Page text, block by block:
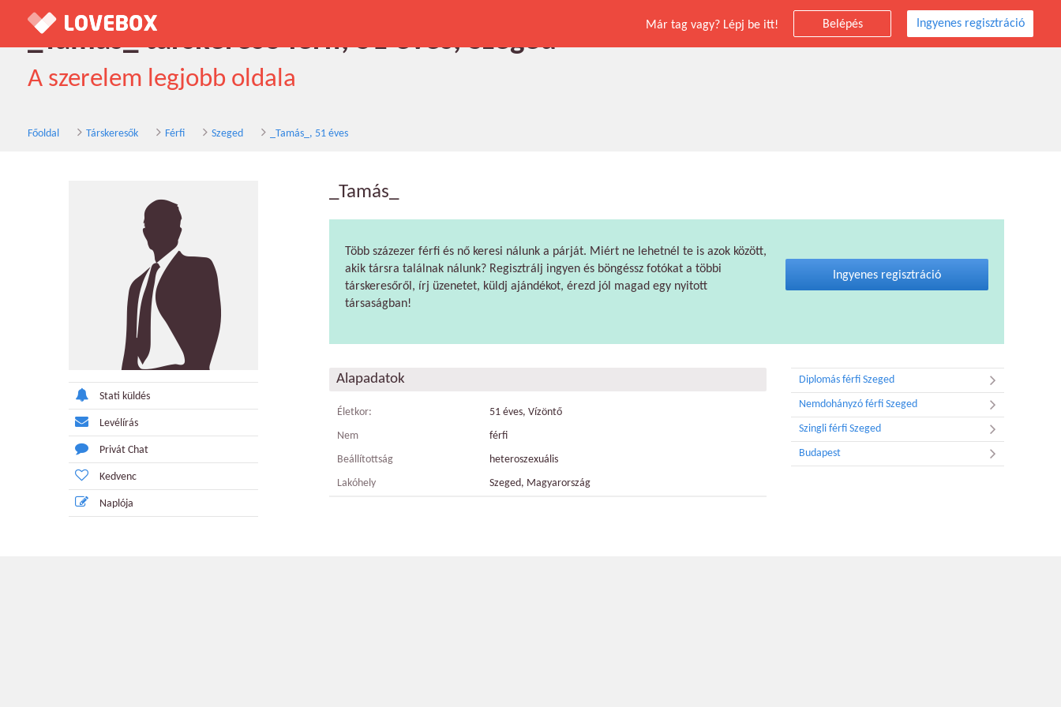
Már tag vagy? Lépj be itt! Belépés Ingyenes regisztráció
_Tamás_ társkereső férfi, 51 éves, Szeged
A szerelem legjobb oldala
Főoldal Társkeresők Férfi Szeged _Tamás_, 51 éves
Stati küldés
Levélírás
Privát Chat
Kedvenc
Naplója
_Tamás_
Több százezer férfi és nő keresi nálunk a párját. Miért ne lehetnél te is azok között,
akik társra találnak nálunk? Regisztrálj ingyen és böngéssz fotókat a többi
társkeresőről, írj üzenetet, küldj ajándékot, érezd jól magad egy nyitott
társaságban!
Ingyenes regisztráció
Alapadatok
Életkor:
51 éves, Vízöntő
Nem
férfi
Beállítottság
heteroszexuális
Lakóhely
Szeged, Magyarország
Diplomás férfi Szeged
Nemdohányzó férfi Szeged
Szingli férfi Szeged
Budapest